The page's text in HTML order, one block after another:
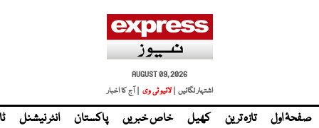
AUGUST 09, 2026
اشتہار لگائیں | لائیو ٹی وی | آج کا اخبار
صفحۂ اول تازہ ترین کھیل خاص خبریں پاکستان انٹر نیشنل